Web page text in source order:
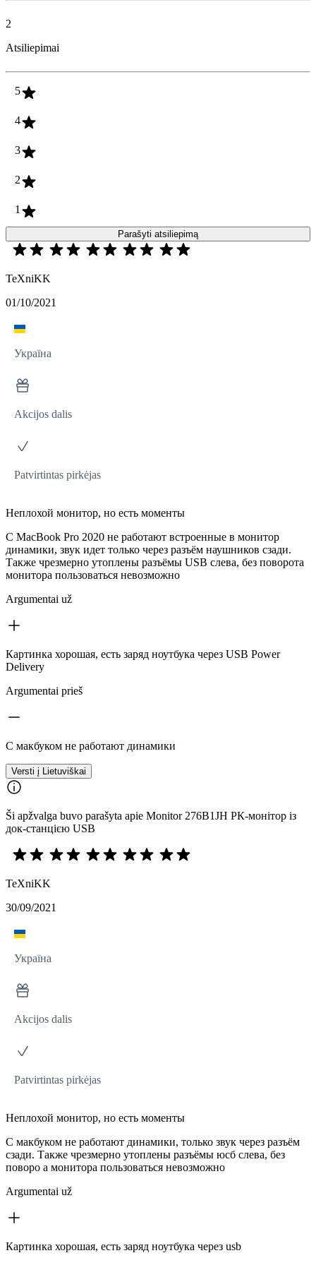
2
Atsiliepimai
5
4
3
2
1
Parašyti atsiliepimą
TeXniKK
01/10/2021
Україна
Akcijos dalis
Patvirtintas pirkėjas
Неплохой монитор, но есть моменты
С MacBook Pro 2020 не работают встроенные в монитор
динамики, звук идет только через разъём наушников сзади.
Также чрезмерно утоплены разъёмы USB слева, без поворота
монитора пользоваться невозможно
Argumentai už
Картинка хорошая, есть заряд ноутбука через USB Power
Delivery
Argumentai prieš
С макбуком не работают динамики
Versti į Lietuviškai
Ši apžvalga buvo parašyta apie Monitor 276B1JH РК-монітор із
док-станцією USB
TeXniKK
30/09/2021
Україна
Akcijos dalis
Patvirtintas pirkėjas
Неплохой монитор, но есть моменты
С макбуком не работают динамики, только звук через разъём
сзади. Также чрезмерно утоплены разъёмы юсб слева, без
поворо а монитора пользоваться невозможно
Argumentai už
Картинка хорошая, есть заряд ноутбука через usb